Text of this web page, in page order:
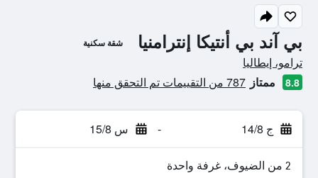
بي آند بي أنتيكا إنترامنيا شقة سكنية
تقييم فئة 0
ترامو، إيطاليا
8.8 ممتاز 787 من التقييمات تم التحقق منها
ج 14/8 - س 15/8
2 من الضيوف، غرفة واحدة